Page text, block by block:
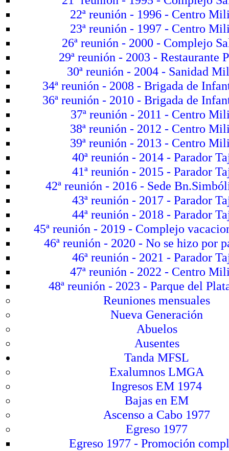
22ª reunión - 1996 - Centro
23ª reunión - 1997 - Centro
26ª reunión - 2000 - Complejo
29ª reunión - 2003 - Restaurante
30ª reunión - 2004 - Sanidad
34ª reunión - 2008 - Brigada de
36ª reunión - 2010 - Brigada de
37ª reunión - 2011 - Centro
38ª reunión - 2012 - Centro
39ª reunión - 2013 - Centro
40ª reunión - 2014 - Parador
41ª reunión - 2015 - Parador
42ª reunión - 2016 - Sede
43ª reunión - 2017 - Parador
44ª reunión - 2018 - Parador
45ª reunión - 2019 - Complejo
46ª reunión - 2020 - No se hizo por
46ª reunión - 2021 - Parador
47ª reunión - 2022 - Centro
48ª reunión - 2023 - Parque del
Reuniones mensuales
Nueva Generación
Abuelos
Ausentes
Tanda MFSL
Exalumnos LMGA
Ingresos EM 1974
Bajas en EM
Ascenso a Cabo 1977
Egreso 1977
Egreso 1977 - Promoción